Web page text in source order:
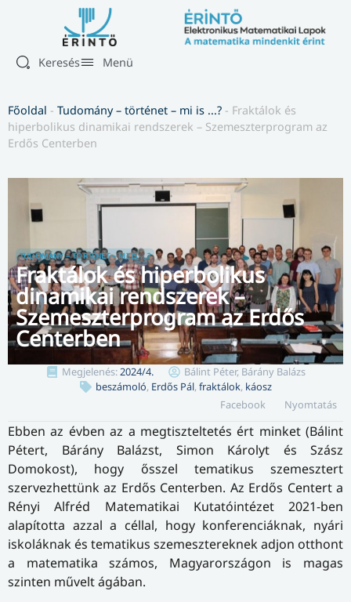
Keresés Menü
Főoldal - Tudomány – történet – mi is ...? - Fraktálok és
hiperbolikus dinamikai rendszerek – Szemeszterprogram az
Erdős Centerben
TUDOMÁNY – TÖRTÉNET – MI IS ...?
Fraktálok és hiperbolikus
dinamikai rendszerek –
Szemeszterprogram az Erdős
Centerben
Megjelenés:2024/4.
Bálint Péter, Bárány Balázs
beszámoló, Erdős Pál, fraktálok, káosz
Facebook
Nyomtatás
Ebben az évben az a megtiszteltetés ért minket (Bálint
Pétert, Bárány Balázst, Simon Károlyt és Szász
Domokost), hogy ősszel tematikus szemesztert
szervezhettünk az Erdős Centerben. Az Erdős Centert a
Rényi Alfréd Matematikai Kutatóintézet 2021-ben
alapította azzal a céllal, hogy konferenciáknak, nyári
iskoláknak és tematikus szemesztereknek adjon otthont
a matematika számos, Magyarországon is magas
szinten művelt ágában.